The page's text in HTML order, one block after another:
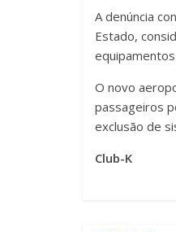
A denúncia
Estado,
O novo
passageiros
exclusão de
Club-K